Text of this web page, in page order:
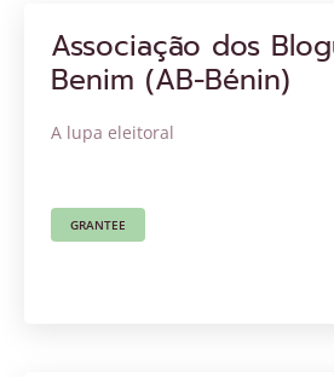
Associação dos
Benim (AB-Bénin)
A lupa eleitoral
GRANTEE